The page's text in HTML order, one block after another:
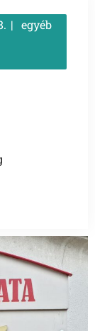
egyéb